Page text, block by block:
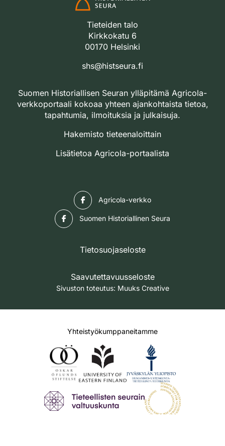
Tieteiden talo
Kirkkokatu 6
00170 Helsinki
shs@histseura.fi
Suomen Historiallisen Seuran ylläpitämä Agricola-
verkkoportaali kokoaa yhteen ajankohtaista tietoa,
tapahtumia, ilmoituksia ja julkaisuja.
Hakemisto tieteenaloittain
Lisätietoa Agricola-portaalista
Agricola-verkko
Suomen Historiallinen Seura
Tietosuojaseloste
Saavutettavuusseloste
Sivuston toteutus: Muuks Creative
Yhteistyökumppaneitamme